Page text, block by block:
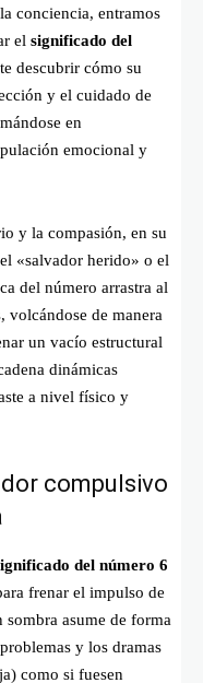
conciencia, entramos
el significado del
descubrir cómo su
y el cuidado de
en
emocional y
y la compasión, en su
«salvador herido» o el
del número arrastra al
de manera
un vacío estructural
dinámicas
a nivel físico y
compulsivo
del número 6
frenar el impulso de
asume de forma
y los dramas
como si fuesen